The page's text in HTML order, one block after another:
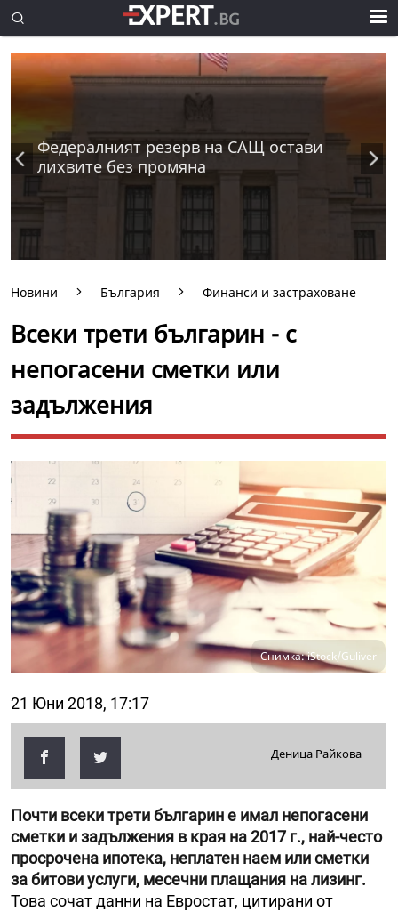
Федералният резерв на САЩ остави
лихвите без промяна
Новини България Финанси и застраховане
Всеки трети българин - с
непогасени сметки или
задължения
Снимка: iStock/Guliver
21 Юни 2018, 17:17
Деница Райкова
Почти всеки трети българин е имал непогасени
сметки и задължения в края на 2017 г., най-често
просрочена ипотека, неплатен наем или сметки
за битови услуги, месечни плащания на лизинг.
Това сочат данни на Евростат, цитирани от